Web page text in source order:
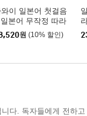
와이 일본어 첫걸음
본어 무작정 따라
완전판 세트
원 (10% 할인)
다. 독자들에게 전하